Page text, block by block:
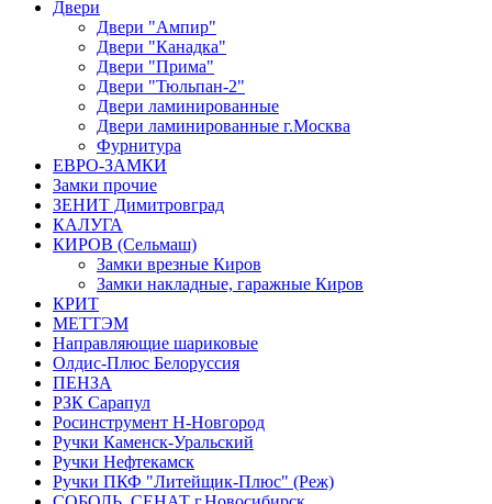
Двери
Двери "Ампир"
Двери "Канадка"
Двери "Прима"
Двери "Тюльпан-2"
Двери ламинированные
Двери ламинированные г.Москва
Фурнитура
ЕВРО-ЗАМКИ
Замки прочие
ЗЕНИТ Димитровград
КАЛУГА
КИРОВ (Сельмаш)
Замки врезные Киров
Замки накладные, гаражные Киров
КРИТ
МЕТТЭМ
Направляющие шариковые
Олдис-Плюс Белоруссия
ПЕНЗА
РЗК Сарапул
Росинструмент Н-Новгород
Ручки Каменск-Уральский
Ручки Нефтекамск
Ручки ПКФ "Литейщик-Плюс" (Реж)